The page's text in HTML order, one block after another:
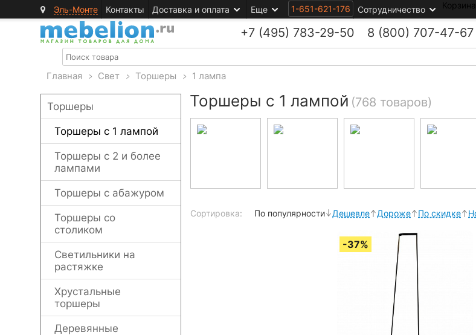
Эль-Монте Контакты Доставка и оплата Еще 1-651-621-176 Сотрудничество Корзина
+7 (495) 783-29-50 8 (800) 707-47-67
Главная > Свет > Торшеры > 1 лампа
Торшеры
Торшеры с 1 лампой
Торшеры с 2 и более
лампами
Торшеры с абажуром
Торшеры со
столиком
Светильники на
растяжке
Хрустальные
торшеры
Деревянные
Торшеры с 1 лампой (768 товаров)
Сортировка: По популярности Дешевле Дороже По скидке